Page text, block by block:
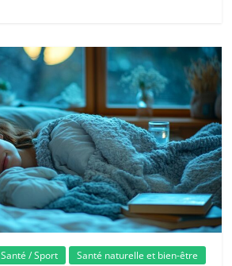
Santé / Sport Santé naturelle et bien-être